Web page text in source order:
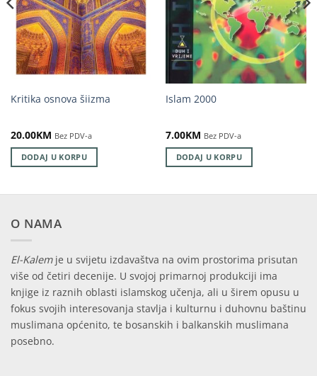
Kritika osnova šiizma
20.00KM Bez PDV-a
DODAJ U KORPU
Islam 2000
7.00KM Bez PDV-a
DODAJ U KORPU
O NAMA
El-Kalemje u svijetu izdavaštva na ovim prostorima prisutan
više od četiri decenije. U svojoj primarnoj produkciji ima
knjige iz raznih oblasti islamskog učenja, ali u širem opusu u
fokus svojih interesovanja stavlja i kulturnu i duhovnu baštinu
muslimana općenito, te bosanskih i balkanskih muslimana
posebno.